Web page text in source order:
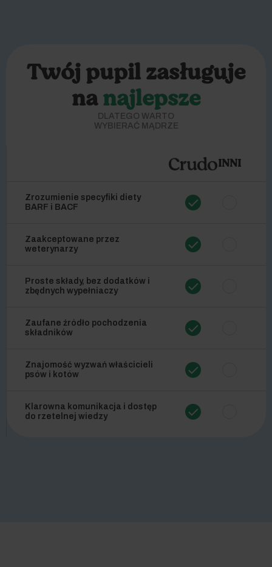
Twój pupil zasługuje
nanajlepsze
DLATEGO WARTO
WYBIERAĆ MĄDRZE
INNI
Zrozumienie specyfiki diety
BARF i BACF
Zaakceptowane przez
weterynarzy
Proste składy, bez dodatków i
zbędnych wypełniaczy
Zaufane źródło pochodzenia
składników
Znajomość wyzwań właścicieli
psów i kotów
Klarowna komunikacja i dostęp
do rzetelnej wiedzy